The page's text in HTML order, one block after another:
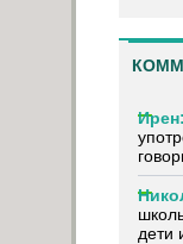
Ирен:
дети